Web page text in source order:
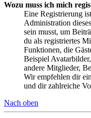
Wozu muss ich mich
Eine Registrierung
Administration
sein musst, um
du als registriertes
Funktionen, die
Beispiel
andere Mitglieder,
Wir empfehlen dir
und dir zahlreiche
Nach oben